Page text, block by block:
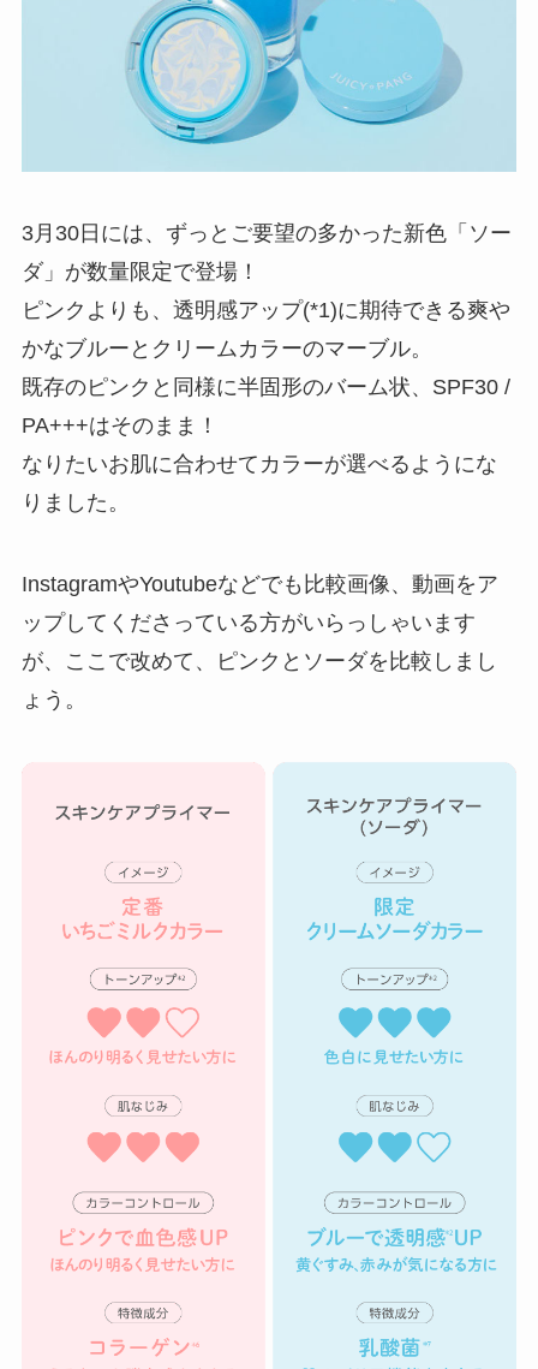
3月30日には、ずっとご要望の多かった新色「ソー
ダ」が数量限定で登場！
ピンクよりも、透明感アップ(*1)に期待できる爽や
かなブルーとクリームカラーのマーブル。
既存のピンクと同様に半固形のバーム状、SPF30 /
PA+++はそのまま！
なりたいお肌に合わせてカラーが選べるようにな
りました。
InstagramやYoutubeなどでも比較画像、動画をア
ップしてくださっている方がいらっしゃいます
が、ここで改めて、ピンクとソーダを比較しまし
ょう。